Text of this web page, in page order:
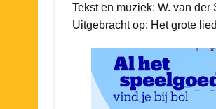
Tekst en muziek: W. van
Uitgebracht op: Het grote